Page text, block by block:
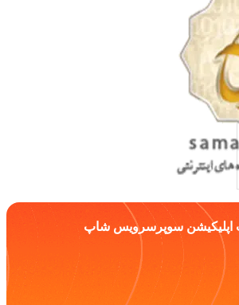
اپلیکیشن سوپرسرویس شاپ